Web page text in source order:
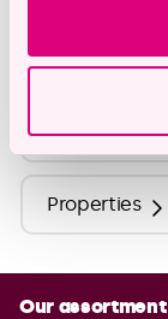
Ingredients
Nutritional
Properties
Our assortment